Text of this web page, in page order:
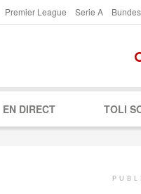
Premier League Serie A
EN DIRECT TOLI